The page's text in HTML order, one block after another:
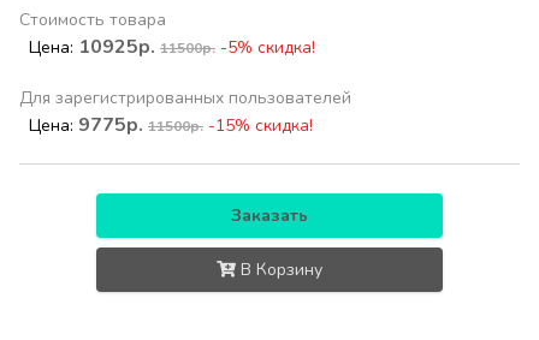
Стоимость товара
Цена: 10925р. 11500р. -5% скидка!
Для зарегистрированных пользователей
Цена: 9775р. 11500р. -15% скидка!
Заказать
В Корзину